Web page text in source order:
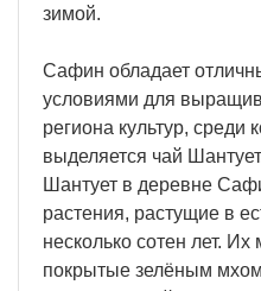
зимой.
Сафин обладает
условиями для
региона культур, среди
выделяется чай
Шантует в деревне
растения, растущие в
несколько сотен лет.
покрытые зелёным